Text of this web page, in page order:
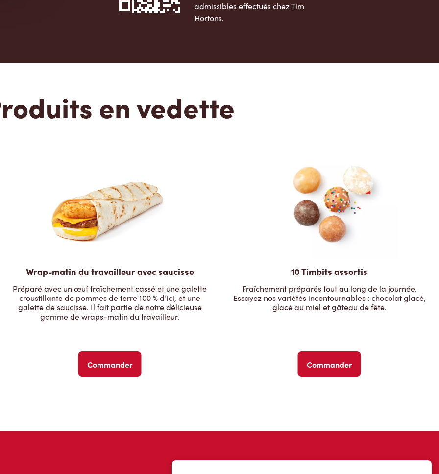
admissibles effectués chez Tim
Hortons.
en vedette
Wrap-matin du travailleur avec saucisse
Préparé avec un œuf fraîchement cassé et une galette
croustillante de pommes de terre 100 % d’ici, et une
galette de saucisse. Il fait partie de notre délicieuse
gamme de wraps-matin du travailleur.
Commander
10 Timbits assortis
Fraîchement préparés tout au long de la journée.
Essayez nos variétés incontournables : chocolat glacé,
glacé au miel et gâteau de fête.
Commander